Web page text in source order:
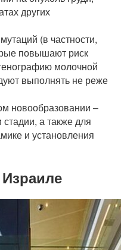
других
(в частности,
повышают риск
молочной
выполнять не реже
новообразовании –
а также для
и установления